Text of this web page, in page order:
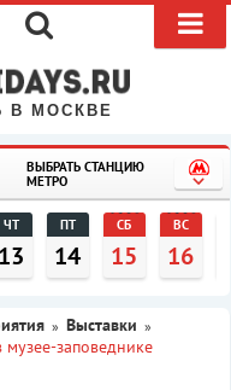
В МОСКВЕ
ВЫБРАТЬ СТАНЦИЮ
МЕТРО
ЧТ
13
ПТ
14
СБ
15
ВС
16
» Выставки »
заповеднике